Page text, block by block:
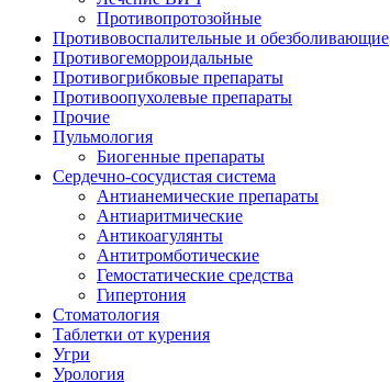
Противопротозойные
Противовоспалительные и обезболивающие
Противогеморроидальные
Противогрибковые препараты
Противоопухолевые препараты
Прочие
Пульмология
Биогенные препараты
Сердечно-сосудистая система
Антианемические препараты
Антиаритмические
Антикоагулянты
Антитромботические
Гемостатические средства
Гипертония
Стоматология
Таблетки от курения
Угри
Урология